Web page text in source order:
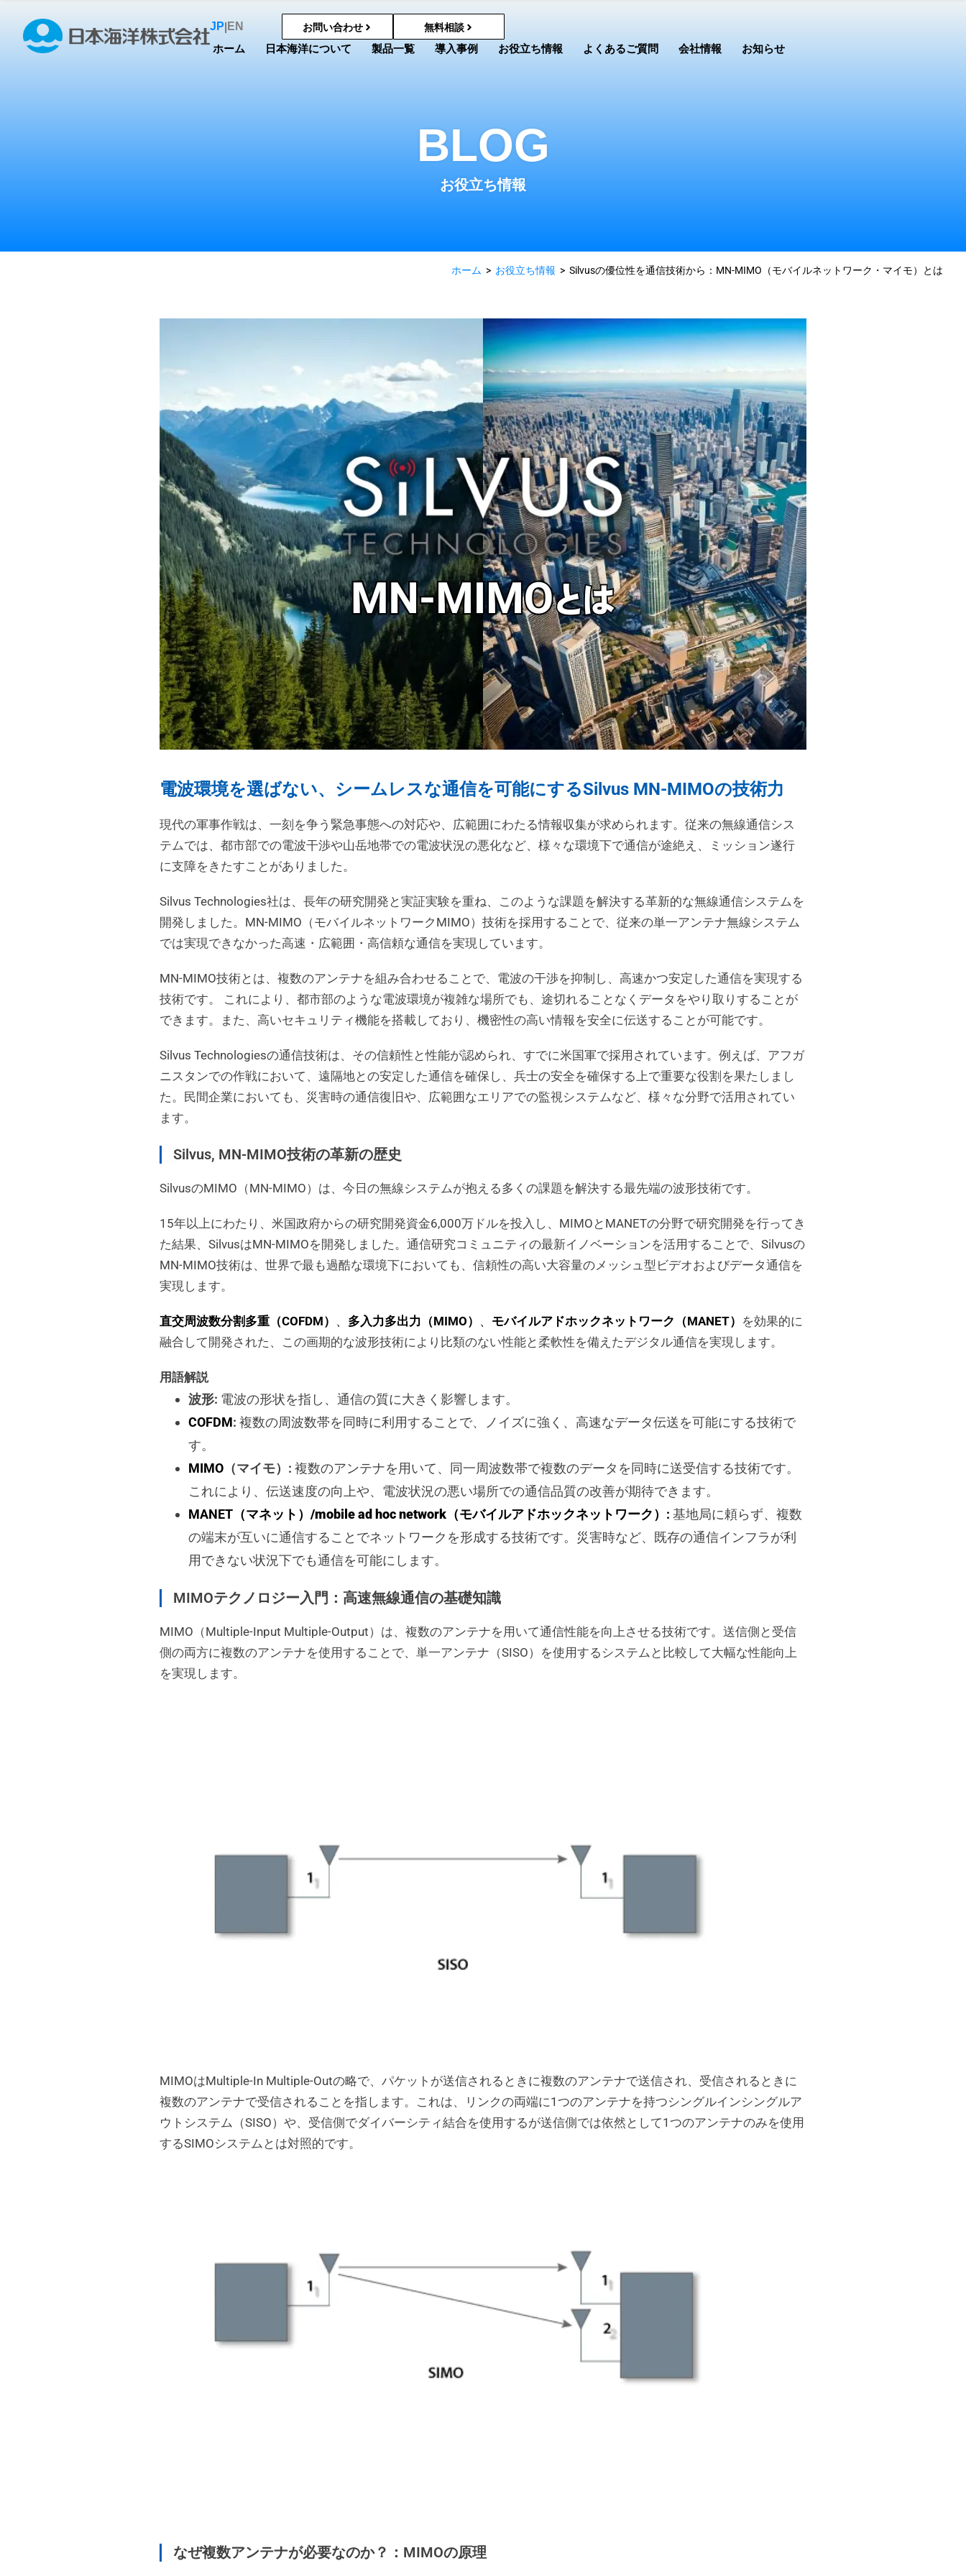
JP EN お問い合わせ 無料相談
ホーム 日本海洋について 製品一覧 導入事例 お役立ち情報 よくあるご質問 会社情報 お知らせ
BLOG
お役立ち情報
ホーム > お役立ち情報 > Silvusの優位性を通信技術から：MN-MIMO（モバイルネットワーク・マイモ）とは
電波環境を選ばない、シームレスな通信を可能にするSilvus MN-MIMOの技術力
現代の軍事作戦は、一刻を争う緊急事態への対応や、広範囲にわたる情報収集が求められます。従来の無線通信シス
テムでは、都市部での電波干渉や山岳地帯での電波状況の悪化など、様々な環境下で通信が途絶え、ミッション遂行
に支障をきたすことがありました。
Silvus Technologies社は、長年の研究開発と実証実験を重ね、このような課題を解決する革新的な無線通信システムを
開発しました。MN-MIMO（モバイルネットワークMIMO）技術を採用することで、従来の単一アンテナ無線システム
では実現できなかった高速・広範囲・高信頼な通信を実現しています。
MN-MIMO技術とは、複数のアンテナを組み合わせることで、電波の干渉を抑制し、高速かつ安定した通信を実現する
技術です。 これにより、都市部のような電波環境が複雑な場所でも、途切れることなくデータをやり取りすることが
できます。また、高いセキュリティ機能を搭載しており、機密性の高い情報を安全に伝送することが可能です。
Silvus Technologiesの通信技術は、その信頼性と性能が認められ、すでに米国軍で採用されています。例えば、アフガ
ニスタンでの作戦において、遠隔地との安定した通信を確保し、兵士の安全を確保する上で重要な役割を果たしまし
た。民間企業においても、災害時の通信復旧や、広範囲なエリアでの監視システムなど、様々な分野で活用されてい
ます。
Silvus, MN-MIMO技術の革新の歴史
SilvusのMIMO（MN-MIMO）は、今日の無線システムが抱える多くの課題を解決する最先端の波形技術です。
15年以上にわたり、米国政府からの研究開発資金6,000万ドルを投入し、MIMOとMANETの分野で研究開発を行ってき
た結果、SilvusはMN-MIMOを開発しました。通信研究コミュニティの最新イノベーションを活用することで、Silvusの
MN-MIMO技術は、世界で最も過酷な環境下においても、信頼性の高い大容量のメッシュ型ビデオおよびデータ通信を
実現します。
直交周波数分割多重（COFDM） 、 多入力多出力（MIMO） 、 モバイルアドホックネットワーク（MANET） を効果的に
融合して開発された、この画期的な波形技術により比類のない性能と柔軟性を備えたデジタル通信を実現します。
用語解説
波形: 電波の形状を指し、通信の質に大きく影響します。
COFDM: 複数の周波数帯を同時に利用することで、ノイズに強く、高速なデータ伝送を可能にする技術で
す。
MIMO （マイモ）: 複数のアンテナを用いて、同一周波数帯で複数のデータを同時に送受信する技術です。
これにより、伝送速度の向上や、電波状況の悪い場所での通信品質の改善が期待できます。
MANET（マネット） /mobile ad hoc network（モバイルアドホックネットワーク） : 基地局に頼らず、複数
の端末が互いに通信することでネットワークを形成する技術です。災害時など、既存の通信インフラが利
用できない状況下でも通信を可能にします。
MIMOテクノロジー入門：高速無線通信の基礎知識
MIMO（Multiple-Input Multiple-Output）は、複数のアンテナを用いて通信性能を向上させる技術です。送信側と受信
側の両方に複数のアンテナを使用することで、単一アンテナ（SISO）を使用するシステムと比較して大幅な性能向上
を実現します。
MIMOはMultiple-In Multiple-Outの略で、パケットが送信されるときに複数のアンテナで送信され、受信されるときに
複数のアンテナで受信されることを指します。これは、リンクの両端に1つのアンテナを持つシングルインシングルア
ウトシステム（SISO）や、受信側でダイバーシティ結合を使用するが送信側では依然として1つのアンテナのみを使用
するSIMOシステムとは対照的です。
なぜ複数アンテナが必要なのか？ ：MIMOの原理